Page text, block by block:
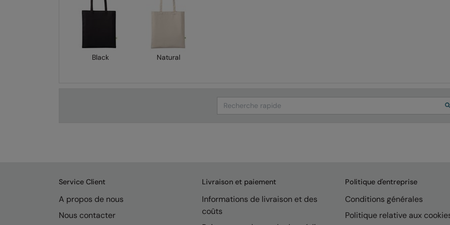
Black Natural
Search
Service Client
A propos de nous
Nous contacter
Livraison et paiement
Informations de livraison et des
coûts
Politique d'entreprise
Conditions générales
Politique relative aux